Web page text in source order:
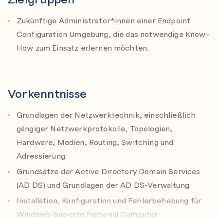
Bereitstellung und Überwachung von Anwendungen
und Software-Updates
Verwaltung von Betriebssystembereitstellungen und
Introduction to queries
Configuring SQL Server Reporting Services
Analyzing the real-time state of a device by using
CMPivot
Configuring site boundaries and boundary groups
Organizing resources using device and user
Deploying and managing the Configuration Manager
client
Overview of the Configuration Manager client
Deploying the Configuration Manager client
Configuring and monitoring client status
Zukünftige Administrator*innen einer Endpoint
Configuration Umgebung, die das notwendige Know-
How zum Einsatz erlernen möchten.
Vorkenntnisse
Grundlagen der Netzwerktechnik, einschließlich
gängiger Netzwerkprotokolle, Topologien,
Hardware, Medien, Routing, Switching und
Adressierung.
Grundsätze der Active Directory Domain Services
(AD DS) und Grundlagen der AD DS-Verwaltung.
Installation, Konfiguration und Fehlerbehebung für
Windows-basierte Personal Computer.